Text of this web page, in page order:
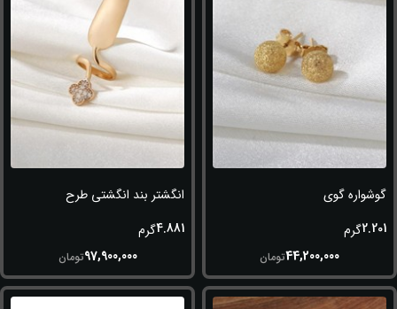
گوشواره گوی
2.201گرم
44,200,000تومان
انگشتر بند انگشتی طرح ناخن
4.881گرم
97,900,000تومان